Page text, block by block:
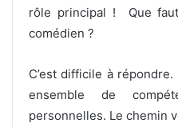
rôle principal ! Que
comédien ?
C’est difficile à répondre.
ensemble de
personnelles. Le chemin